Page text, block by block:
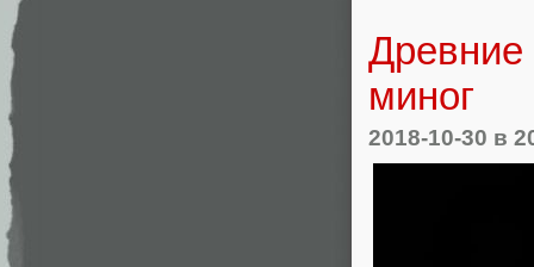
Древние
миног
2018-10-30 в